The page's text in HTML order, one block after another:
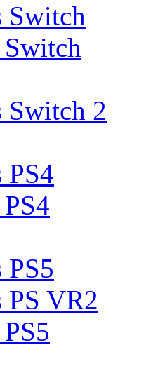
Switch
Switch 2
VR2